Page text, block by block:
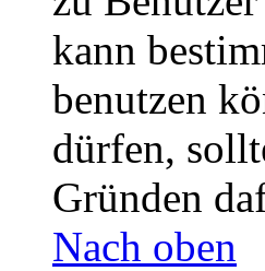
kann
benutzen
dürfen,
Gründen
Nach oben